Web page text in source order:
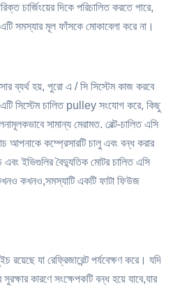
চার্জিংয়ের দিকে পরিচালিত করতে পারে,
সমস্যার মূল ফাঁসকে মোকাবেলা করে না।
ব্যর্থ হয়, পুরো এ / সি সিস্টেম কাজ করবে
সিস্টেম চালিত pulley সংযোগ করে, কিছু
সামান্য মেরামত. বেল্ট-চালিত এসি
আপনাকে কম্প্রেসারটি চালু এবং বন্ধ করার
এবং ইভিগুলির বৈদ্যুতিক মোটর চালিত এসি
কখনও,সমস্যাটি একটি ফাটা ফিউজ
যা রেফ্রিজারেন্ট পর্যবেক্ষণ করে। যদি
কারণে সংক্ষেপকটি বন্ধ হয়ে যাবে,যার